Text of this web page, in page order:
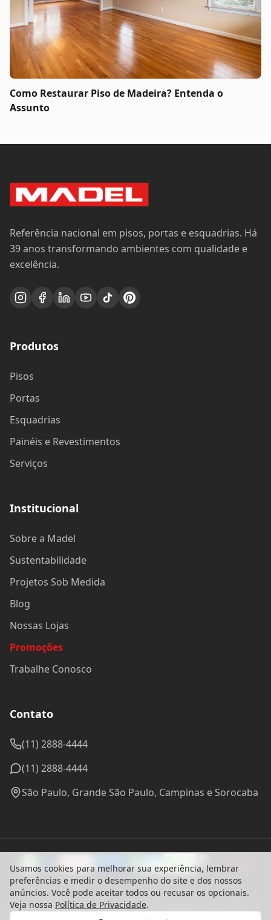
Como Restaurar Piso de Madeira? Entenda o
Assunto
Referência nacional em pisos, portas e esquadrias. Há
39 anos transformando ambientes com qualidade e
excelência.
Produtos
Pisos
Portas
Esquadrias
Painéis e Revestimentos
Serviços
Institucional
Sobre a Madel
Sustentabilidade
Projetos Sob Medida
Blog
Nossas Lojas
Promoções
Trabalhe Conosco
Contato
(11) 2888-4444
(11) 2888-4444
São Paulo, Grande São Paulo, Campinas e Sorocaba
© 2024 Madel Madeiras. CNPJ: 57.314.288/0001-96 - Todos os
Usamos cookies para melhorar sua experiência, lembrar
preferências e medir o desempenho do site e dos nossos
anúncios. Você pode aceitar todos ou recusar os opcionais.
Veja nossa Política de Privacidade.